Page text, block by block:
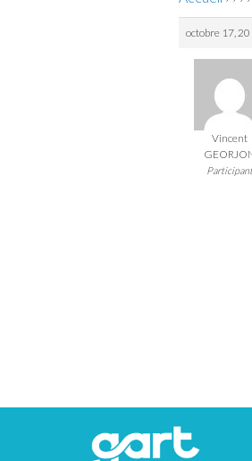
octobre 17,
Vincent
Participant